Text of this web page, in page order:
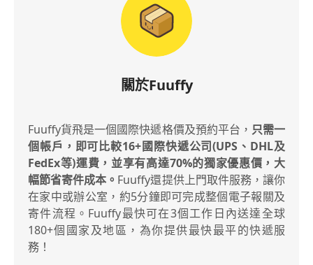
關於Fuuffy
Fuuffy貨飛是一個國際快遞格價及預約平台， 只需一
個帳戶，即可比較16+國際快遞公司(UPS、DHL及
FedEx等)運費，並享有高達70%的獨家優惠價，大
幅節省寄件成本。 Fuuffy還提供上門取件服務，讓你
在家中或辦公室，約5分鐘即可完成整個電子報關及
寄件流程。Fuuffy最快可在3個工作日內送達全球
180+個國家及地區，為你提供最快最平的快遞服
務！